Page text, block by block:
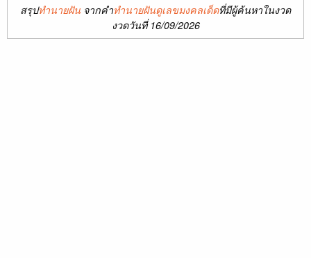
สรุปทำนายฝัน จากคำทำนายฝันดูเลขมงคลเด็ดที่มีผู้ค้นหาในงวด
งวดวันที่ 16/09/2026